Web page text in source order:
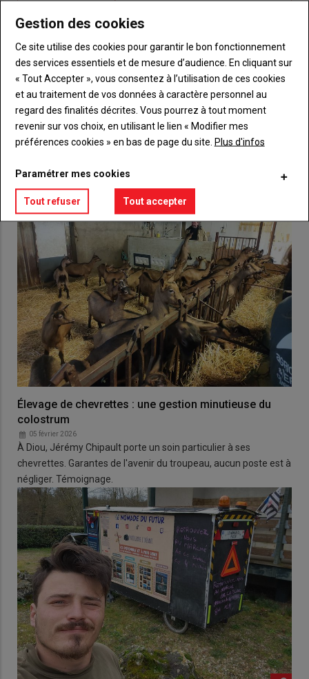
BodyChoisissez votre formule et créez votre
compte pour accéder à tout {nom-site}.
Lien Créez un compte
VOUS AIMEREZ AUSSI
Élevage de chevrettes : une gestion minutieuse du
colostrum
05 février 2026
À Diou, Jérémy Chipault porte un soin particulier à ses
chevrettes. Garantes de l'avenir du troupeau, aucun poste est à
négliger. Témoignage.
Gestion des cookies
Ce site utilise des cookies pour garantir le bon fonctionnement
des services essentiels et de mesure d’audience. En cliquant sur
« Tout Accepter », vous consentez à l’utilisation de ces cookies
et au traitement de vos données à caractère personnel au
regard des finalités décrites. Vous pourrez à tout moment
revenir sur vos choix, en utilisant le lien « Modifier mes
préférences cookies » en bas de page du site. Plus d'infos
Paramétrer mes cookies
Tout refuser Tout accepter